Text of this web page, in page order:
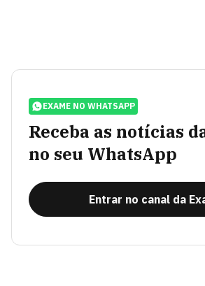
EXAME NO WHATSAPP
Receba as notícias
no seu WhatsApp
Entrar no canal da